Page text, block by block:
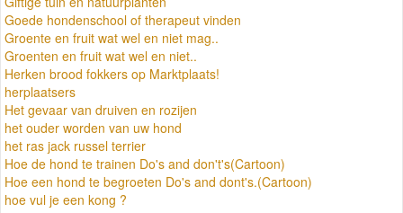
Goede hondenschool of therapeut vinden
Groente en fruit wat wel en niet mag..
Groenten en fruit wat wel en niet..
Herken brood fokkers op Marktplaats!
herplaatsers
Het gevaar van druiven en rozijen
het ouder worden van uw hond
het ras jack russel terrier
Hoe de hond te trainen Do's and don't's(Cartoon)
Hoe een hond te begroeten Do's and dont's.(Cartoon)
hoe vul je een kong ?